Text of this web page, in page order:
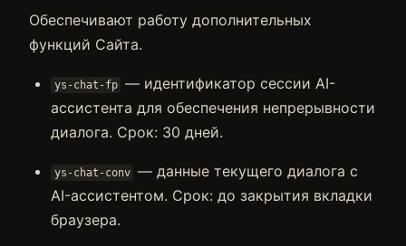
Обеспечивают работу дополнительных
функций Сайта.
ys-chat-fp
— идентификатор сессии AI-
ассистента для обеспечения непрерывности
диалога. Срок: 30 дней.
ys-chat-conv
— данные текущего диалога с
AI-ассистентом. Срок: до закрытия вкладки
браузера.